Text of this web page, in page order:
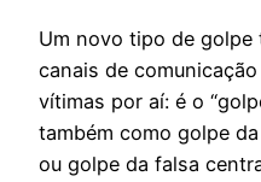
Um novo tipo de
canais de
vítimas por aí: é o
também como golpe
ou golpe da falsa